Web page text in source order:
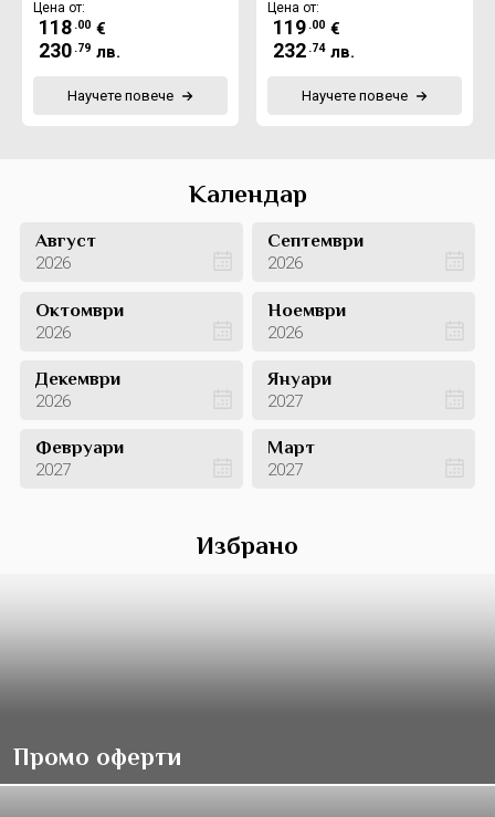
Цена от:
118 .00 €
230 .79 лв.
Научете повече
Цена от:
119 .00 €
232 .74 лв.
Научете повече
Календар
Август
2026
Септември
2026
Октомври
2026
Ноември
2026
Декември
2026
Януари
2027
Февруари
2027
Март
2027
Избрано
Промо оферти